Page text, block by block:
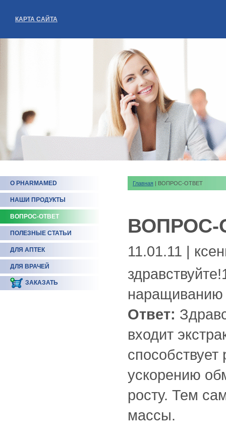
КАРТА САЙТА
О PHARMAMED
НАШИ ПРОДУКТЫ
ВОПРОС-ОТВЕТ
ПОЛЕЗНЫЕ СТАТЬИ
ДЛЯ АПТЕК
ДЛЯ ВРАЧЕЙ
ЗАКАЗАТЬ
Главная | ВОПРОС-ОТВЕТ
ВОПРОС-
11.01.11 |
Ответ:
входит
ускорению
росту. Тем
массы.